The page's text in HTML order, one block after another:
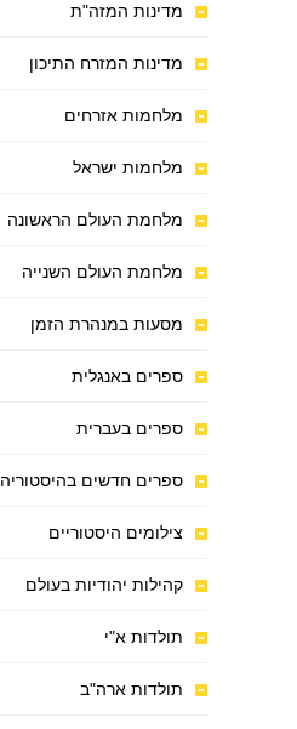
מדינות המזה"ת
מדינות המזרח התיכון
מלחמות אזרחים
מלחמות ישראל
מלחמת העולם הראשונה
מלחמת העולם השנייה
מסעות במנהרת הזמן
ספרים באנגלית
ספרים בעברית
ספרים חדשים בהיסטוריה
צילומים היסטוריים
קהילות יהודיות בעולם
תולדות א"י
תולדות ארה"ב